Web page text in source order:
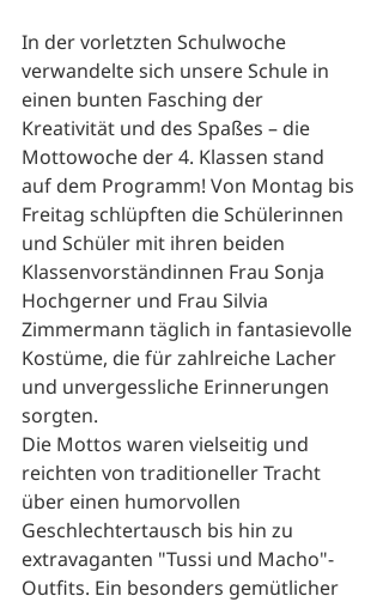
In der vorletzten Schulwoche
verwandelte sich unsere Schule in
einen bunten Fasching der
Kreativität und des Spaßes – die
Mottowoche der 4. Klassen stand
auf dem Programm! Von Montag bis
Freitag schlüpften die Schülerinnen
und Schüler mit ihren beiden
Klassenvorständinnen Frau Sonja
Hochgerner und Frau Silvia
Zimmermann täglich in fantasievolle
Kostüme, die für zahlreiche Lacher
und unvergessliche Erinnerungen
sorgten.
Die Mottos waren vielseitig und
reichten von traditioneller Tracht
über einen humorvollen
Geschlechtertausch bis hin zu
extravaganten "Tussi und Macho"-
Outfits. Ein besonders gemütlicher